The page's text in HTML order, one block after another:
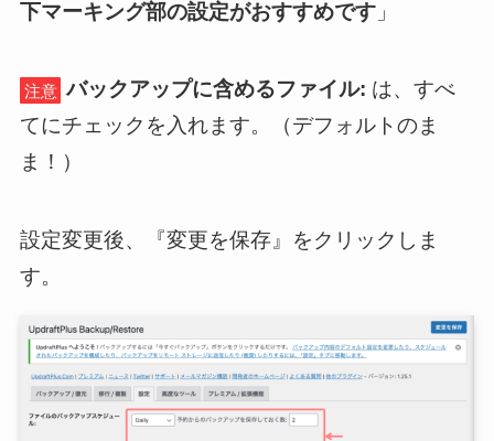
下マーキング部の設定がおすすめです」
注意 バックアップに含めるファイル: は、すべ
てにチェックを入れます。（デフォルトのま
ま！）
設定変更後、『変更を保存』をクリックしま
す。